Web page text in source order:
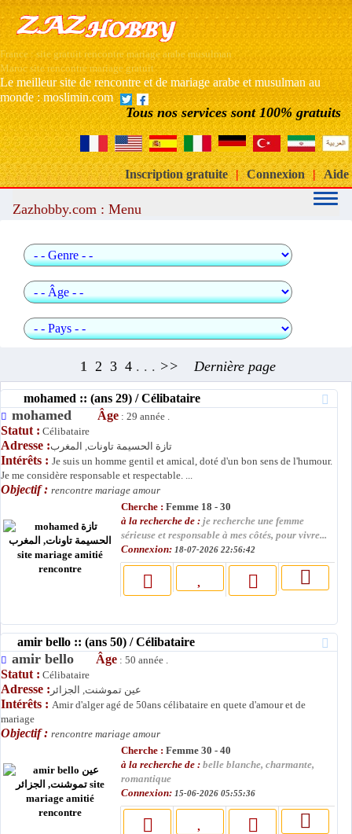
France : site gratuit rencontre mariage arabe musulman
Maroc site rencontre mariage gratuit
Le meilleur site de rencontre et de mariage arabe et musulman au
monde : moslimin.com
Tous nos services sont 100% gratuits
Inscription gratuite | Connexion | Aide
Zazhobby.com : Menu
1 2 3 4 . . . >> Dernière page
mohamed :: (ans 29) / Célibataire
mohamed Âge : 29 année .
Statut : Célibataire
Adresse :تازة الحسيمة تاونات, المغرب
Intérêts : Je suis un homme gentil et amical, doté d'un bon sens de l'humour.
Je me considère responsable et respectable. ...
Objectif : rencontre mariage amour
Cherche : Femme 18 - 30
à la recherche de : je recherche une femme
sérieuse et responsable à mes côtés, pour vivre...
Connexion: 18-07-2026 22:56:42
amir bello :: (ans 50) / Célibataire
amir bello Âge : 50 année .
Statut : Célibataire
Adresse : عين تموشنت, الجزائر
Intérêts : Amir d'alger agé de 50ans célibataire en quete d'amour et de
mariage
Objectif : rencontre mariage amour
Cherche : Femme 30 - 40
à la recherche de : belle blanche, charmante,
romantique
Connexion: 15-06-2026 05:55:36